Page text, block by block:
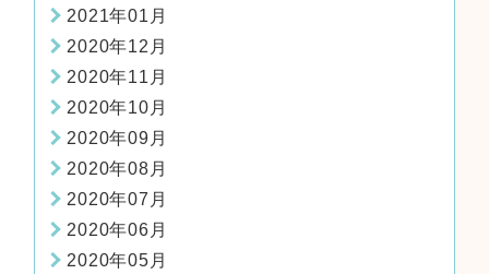
2021年01月
2020年12月
2020年11月
2020年10月
2020年09月
2020年08月
2020年07月
2020年06月
2020年05月